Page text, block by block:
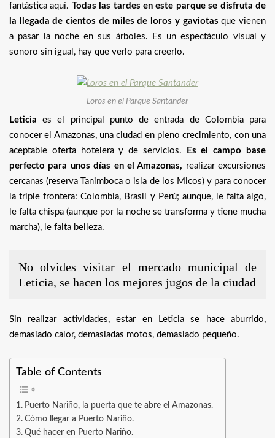
fantástica aquí. Todas las tardes en este parque se disfruta de
la llegada de cientos de miles de loros y gaviotas que vienen
a pasar la noche en sus árboles. Es un espectáculo visual y
sonoro sin igual, hay que verlo para creerlo.
Loros en el Parque Santander
Leticia es el principal punto de entrada de Colombia para
conocer el Amazonas, una ciudad en pleno crecimiento, con una
aceptable oferta hotelera y de servicios.
Es el campo base
perfecto para unos días en el Amazonas, realizar excursiones
cercanas (reserva Tanimboca o isla de los Micos) y para conocer
la triple frontera: Colombia, Brasil y Perú; aunque, le falta algo,
le falta chispa (aunque por la noche se transforma y tiene mucha
marcha), le falta belleza.
No olvides visitar el mercado municipal de
Leticia, se hacen los mejores jugos de la ciudad
Sin realizar actividades, estar en Leticia se hace aburrido,
demasiado calor, demasiadas motos, demasiado pequeño.
Table of Contents
Puerto Nariño, la puerta que te abre el Amazonas.
Cómo llegar a Puerto Nariño.
Qué hacer en Puerto Nariño.